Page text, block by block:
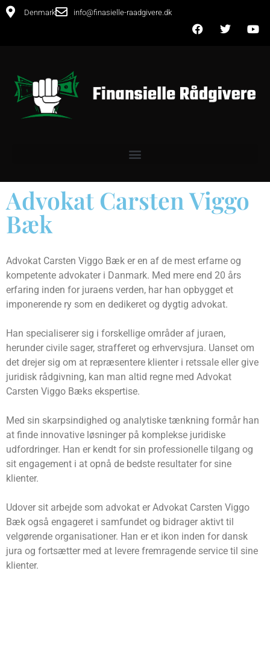
Denmark info@finasielle-raadgivere.dk
Advokat Carsten Viggo
Bæk
Advokat Carsten Viggo Bæk er en af de mest erfarne og
kompetente advokater i Danmark. Med mere end 20 års
erfaring inden for juraens verden, har han opbygget et
imponerende ry som en dedikeret og dygtig advokat.
Han specialiserer sig i forskellige områder af juraen,
herunder civile sager, strafferet og erhvervsjura. Uanset om
det drejer sig om at repræsentere klienter i retssale eller give
juridisk rådgivning, kan man altid regne med Advokat
Carsten Viggo Bæks ekspertise.
Med sin skarpsindighed og analytiske tænkning formår han
at finde innovative løsninger på komplekse juridiske
udfordringer. Han er kendt for sin professionelle tilgang og
sit engagement i at opnå de bedste resultater for sine
klienter.
Udover sit arbejde som advokat er Advokat Carsten Viggo
Bæk også engageret i samfundet og bidrager aktivt til
velgørende organisationer. Han er et ikon inden for dansk
jura og fortsætter med at levere fremragende service til sine
klienter.